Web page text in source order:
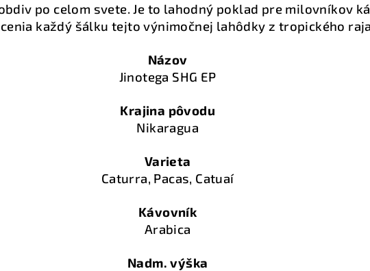
po celom svete. Je to lahodný poklad pre milovníkov
každý šálku tejto výnimočnej lahôdky z tropického
Názov
Jinotega SHG EP
Krajina pôvodu
Nikaragua
Varieta
Caturra, Pacas, Catuaí
Kávovník
Arabica
Nadm. výška